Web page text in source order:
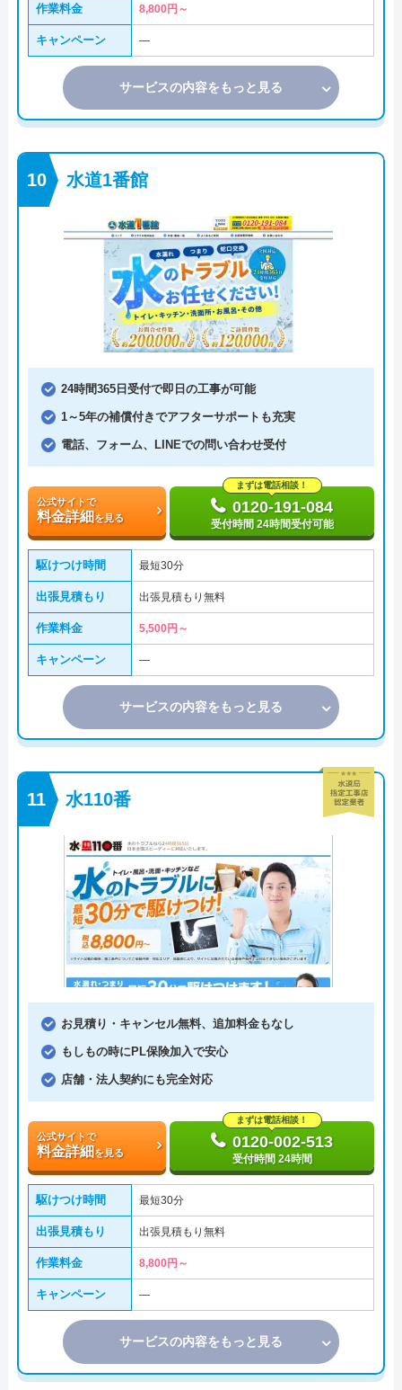
作業料金 8,800円～
キャンペーン ―
サービスの内容をもっと見る
水道1番館
24時間365日受付で即日の工事が可能
1～5年の補償付きでアフターサポートも充実
電話、フォーム、LINEでの問い合わせ受付
公式サイトで
料金詳細 を見る
まずは電話相談！
0120-191-084
受付時間 24時間受付可能
駆けつけ時間 最短30分
出張見積もり 出張見積もり無料
作業料金 5,500円～
キャンペーン ―
サービスの内容をもっと見る
水110番
お見積り・キャンセル無料、追加料金もなし
もしもの時にPL保険加入で安心
店舗・法人契約にも完全対応
公式サイトで
料金詳細 を見る
まずは電話相談！
0120-002-513
受付時間 24時間
駆けつけ時間 最短30分
出張見積もり 出張見積もり無料
作業料金 8,800円～
キャンペーン ―
サービスの内容をもっと見る